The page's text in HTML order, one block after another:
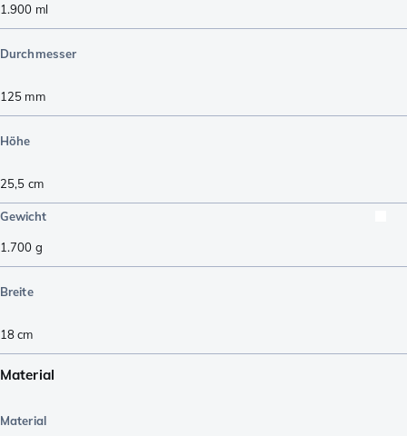
1.900 ml
Durchmesser
125 mm
Höhe
25,5 cm
Gewicht
1.700 g
Breite
18cm
Material
Material